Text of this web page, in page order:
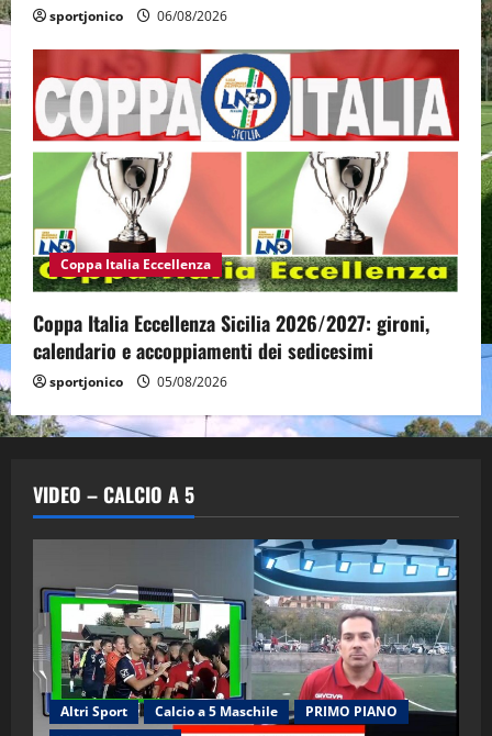
sportjonico 06/08/2026
Coppa Italia Eccellenza
Coppa Italia Eccellenza Sicilia 2026/2027: gironi,
calendario e accoppiamenti dei sedicesimi
sportjonico 05/08/2026
VIDEO – CALCIO A 5
Altri Sport Calcio a 5 Maschile
PRIMO PIANO